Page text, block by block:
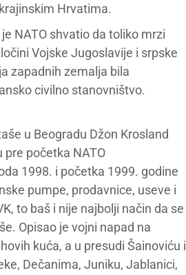
Hrvatima.
NATO shvatio da toliko mrzi
Vojske Jugoslavije i srpske
zapadnih zemalja bila
civilno stanovništvo.
u Beogradu Džon Krosland
pre početka NATO
1998. i početka 1999. godine
pumpe, prodavnice, useve i
to baš i nije najbolji način da se
Opisao je vojni napad na
kuća, a u presudi Šainoviću i
Dečanima, Juniku, Jablanici,